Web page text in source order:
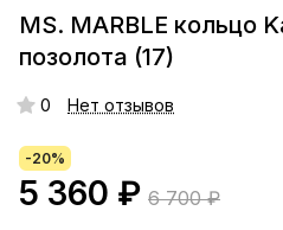
MS. MARBLE кольцо
позолота (17)
0 Нет отзывов
-20%
5 360 ₽ 6 700 ₽